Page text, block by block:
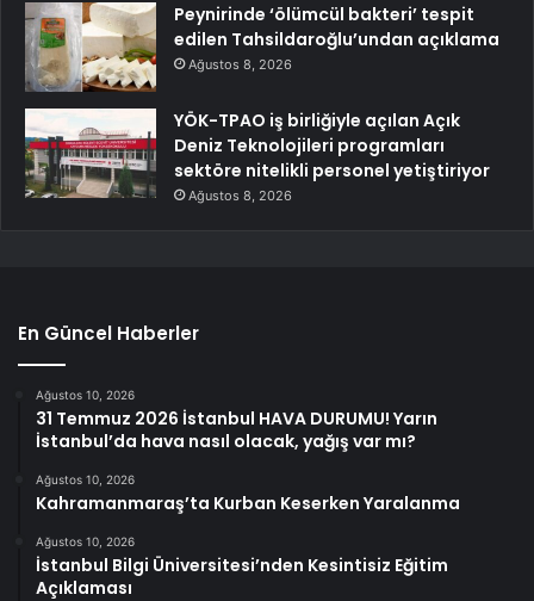
Peynirinde ‘ölümcül bakteri’ tespit
edilen Tahsildaroğlu’undan açıklama
Ağustos 8, 2026
YÖK-TPAO iş birliğiyle açılan Açık
Deniz Teknolojileri programları
sektöre nitelikli personel yetiştiriyor
Ağustos 8, 2026
En Güncel Haberler
Ağustos 10, 2026
31 Temmuz 2026 İstanbul HAVA DURUMU! Yarın
İstanbul’da hava nasıl olacak, yağış var mı?
Ağustos 10, 2026
Kahramanmaraş’ta Kurban Keserken Yaralanma
Ağustos 10, 2026
İstanbul Bilgi Üniversitesi’nden Kesintisiz Eğitim
Açıklaması